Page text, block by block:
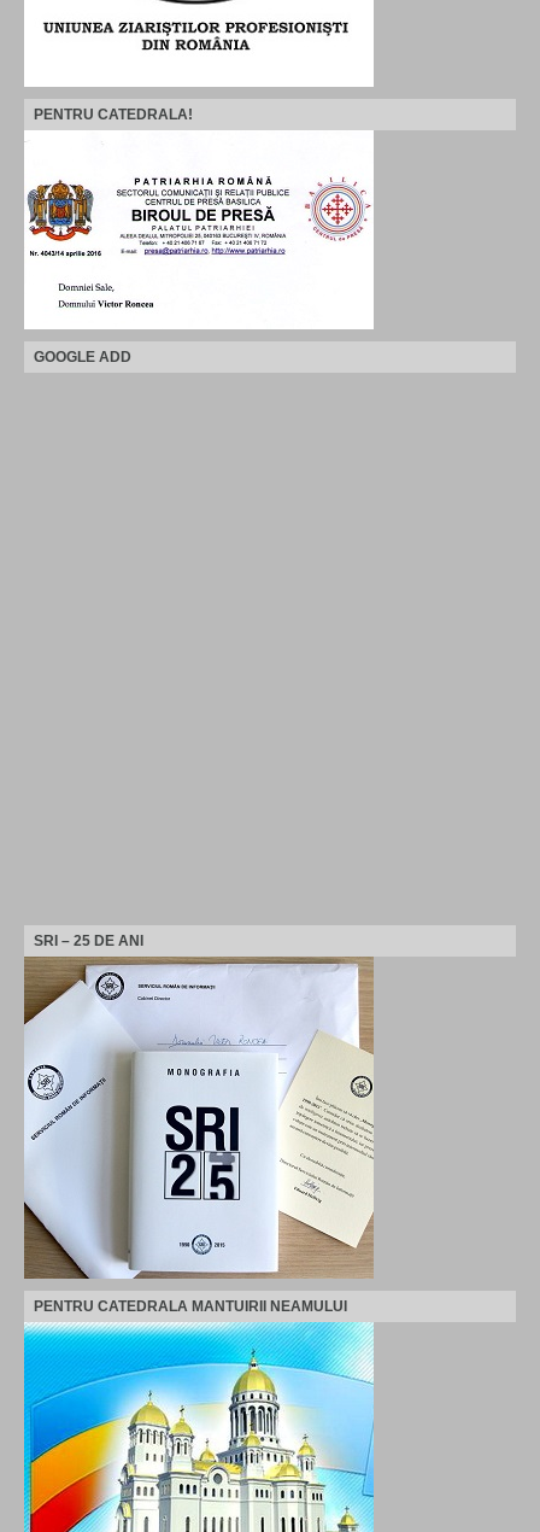
PENTRU CATEDRALA!
GOOGLE ADD
SRI – 25 DE ANI
PENTRU CATEDRALA MANTUIRII NEAMULUI